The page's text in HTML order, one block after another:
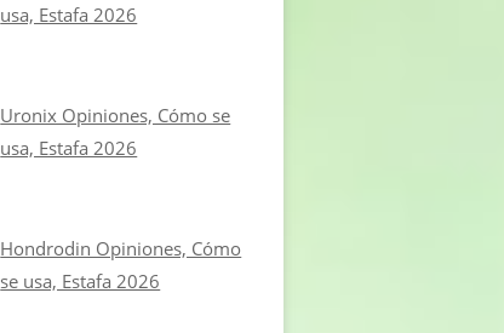
usa, Estafa 2026
Uronix Opiniones, Cómo se
usa, Estafa 2026
Hondrodin Opiniones, Cómo
se usa, Estafa 2026